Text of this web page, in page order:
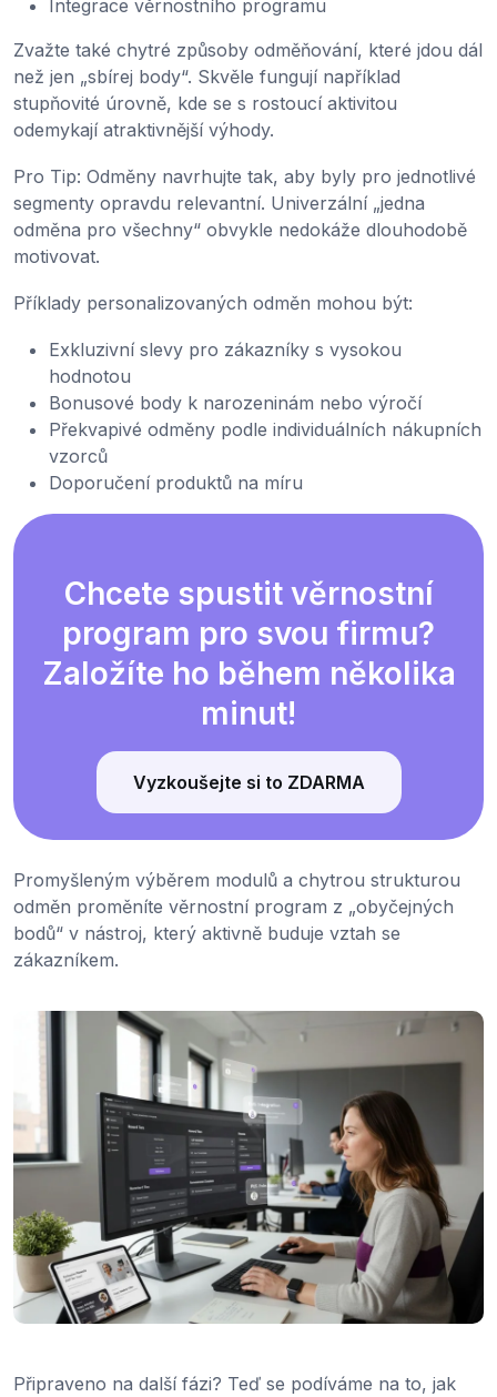
Integrace věrnostního programu
Zvažte také chytré způsoby odměňování, které jdou dál
než jen „sbírej body“. Skvěle fungují například
stupňovité úrovně, kde se s rostoucí aktivitou
odemykají atraktivnější výhody.
Pro Tip: Odměny navrhujte tak, aby byly pro jednotlivé
segmenty opravdu relevantní. Univerzální „jedna
odměna pro všechny“ obvykle nedokáže dlouhodobě
motivovat.
Příklady personalizovaných odměn mohou být:
Exkluzivní slevy pro zákazníky s vysokou
hodnotou
Bonusové body k narozeninám nebo výročí
Překvapivé odměny podle individuálních nákupních
vzorců
Doporučení produktů na míru
Chcete spustit věrnostní
program pro svou firmu?
Založíte ho během několika
minut!
Vyzkoušejte si to ZDARMA
Promyšleným výběrem modulů a chytrou strukturou
odměn proměníte věrnostní program z „obyčejných
bodů“ v nástroj, který aktivně buduje vztah se
zákazníkem.
Připraveno na další fázi? Teď se podíváme na to, jak